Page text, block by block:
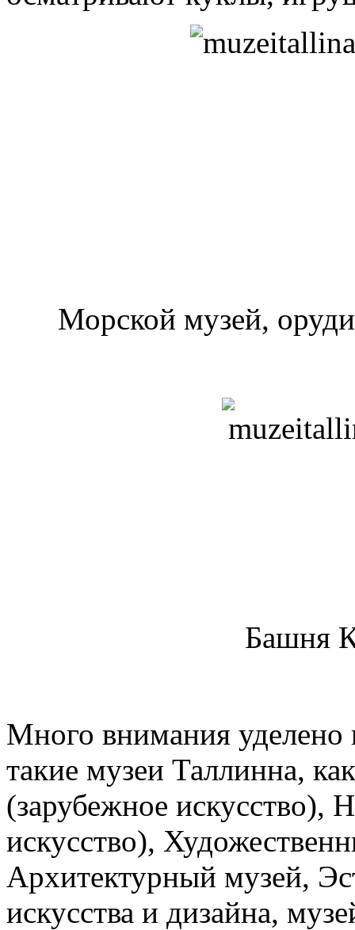
Морской музей,
Башня
Много внимания уделено
такие музеи Таллинна,
(зарубежное искусство),
искусство),
Архитектурный музей,
искусства и дизайна,